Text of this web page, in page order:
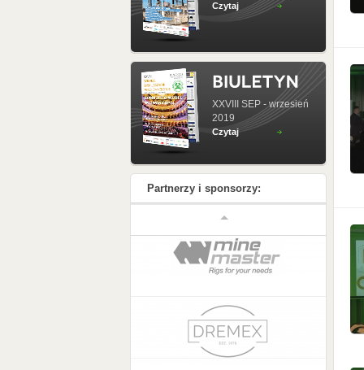
Czytaj
XXVIII SEP - wrzesień
2019
Czytaj
Partnerzy i sponsorzy: